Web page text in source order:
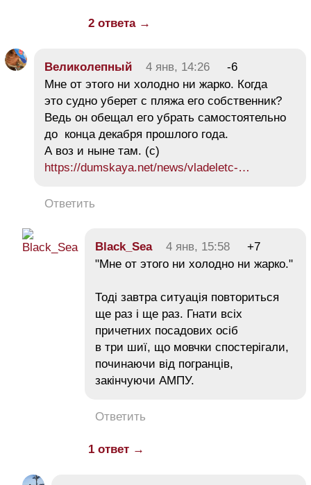
2 ответа →
Великолепный 4 янв, 14:26
-6
Мне от этого ни холодно ни жарко. Когда
это судно уберет с пляжа его собственник?
Ведь он обещал его убрать самостоятельно
до конца декабря прошлого года.
А воз и ныне там. (с)
https://dumskaya.net/news/vladeletc-…
Ответить
Black_Sea 4 янв, 15:58
+7
"Мне от этого ни холодно ни жарко."
Тоді завтра ситуація повториться
ще раз і ще раз. Гнати всіх
причетних посадових осіб
в три шиї, що мовчки спостерігали,
починаючи від погранців,
закінчуючи АМПУ.
Ответить
1 ответ →